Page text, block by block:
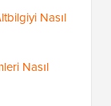
Nasıl
Nasıl